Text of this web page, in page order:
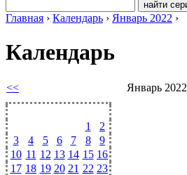
Главная › Календарь › Январь 2022 ›
Календарь
<< Январь 2022
1
2
3
4 5 6 7 8
9
10 11 12 13 14 15 16
17 18 19 20 21 22 23